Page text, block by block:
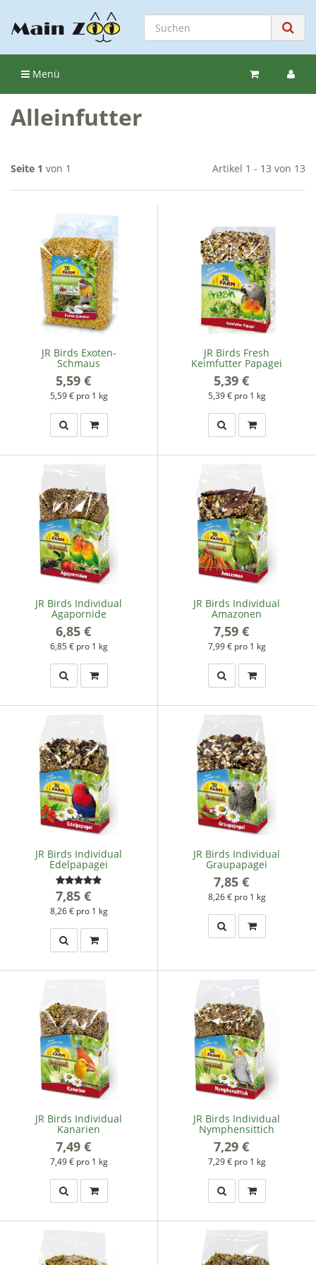
Menü
Alleinfutter
Seite 1 von 1 Artikel 1 - 13 von 13
JR Birds Exoten-
Schmaus
5,59 €
5,59 € pro 1 kg
JR Birds Fresh
Keimfutter Papagei
5,39 €
5,39 € pro 1 kg
JR Birds Individual
Agapornide
6,85 €
6,85 € pro 1 kg
JR Birds Individual
Amazonen
7,59 €
7,99 € pro 1 kg
JR Birds Individual
Edelpapagei
7,85 €
8,26 € pro 1 kg
JR Birds Individual
Graupapagei
7,85 €
8,26 € pro 1 kg
JR Birds Individual
Kanarien
7,49 €
7,49 € pro 1 kg
JR Birds Individual
Nymphensittich
7,29 €
7,29 € pro 1 kg